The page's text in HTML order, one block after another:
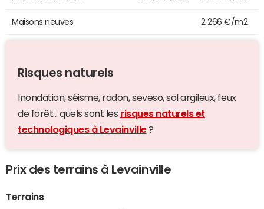
Maisons neuves 2 266 €/m2
Risques naturels
Inondation, séisme, radon, seveso, sol argileux, feux
de forêt... quels sont les risques naturels et
technologiques à Levainville?
Prix des terrains à Levainville
Terrains